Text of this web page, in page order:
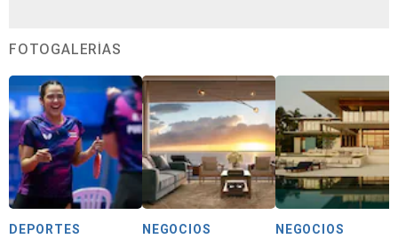
FOTOGALERÍAS
DEPORTES NEGOCIOS NEGOCIOS